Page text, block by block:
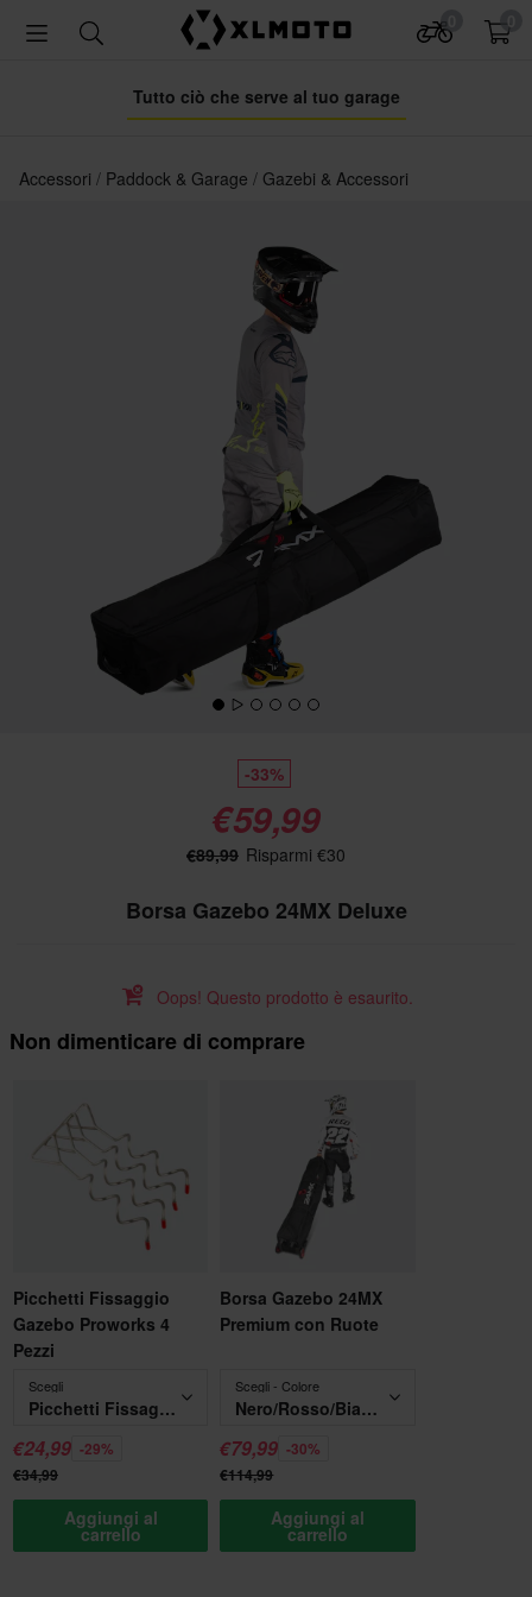
Tutto ciò che serve al tuo garage
Accessori Paddock & Garage Gazebi & Accessori
-33%
€59,99
€89,99 Risparmi €30
Borsa Gazebo 24MX Deluxe
Oops! Questo prodotto è esaurito.
Non dimenticare di comprare
Picchetti Fissaggio
Gazebo Proworks 4
Pezzi
Scegli
Picchetti Fissaggio Gazebo Proworks 4 Pezzi
€24,99 -29%
€34,99
Aggiungi al
carrello
Borsa Gazebo 24MX
Premium con Ruote
Scegli - Colore
Nero/Rosso/Bianco
€79,99 -30%
€114,99
Aggiungi al
carrello